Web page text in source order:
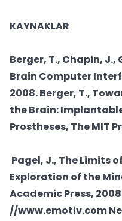
KAYNAKLAR
Berger, T., Chapin, J.,
Brain Computer
2008. Berger, T.,
the Brain:
Prostheses, The MIT
Pagel, J., The Limits
Exploration of the
Academic Press,
//www.emotiv.com